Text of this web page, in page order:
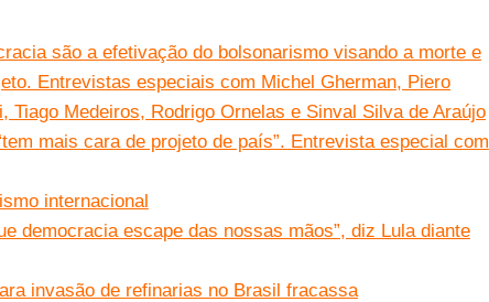
são a efetivação do bolsonarismo visando a morte e
Entrevistas especiais com Michel Gherman, Piero
Tiago Medeiros, Rodrigo Ornelas e Sinval Silva de Araújo
mais cara de projeto de país”. Entrevista especial com
internacional
democracia escape das nossas mãos”, diz Lula diante
invasão de refinarias no Brasil fracassa